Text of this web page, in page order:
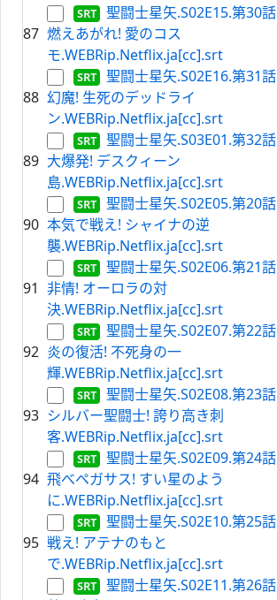
87
聖闘士星矢.S02E15.第30話
燃えあがれ! 愛のコス
モ.WEBRip.Netflix.ja[cc].srt
88
聖闘士星矢.S02E16.第31話
幻魔! 生死のデッドライ
ン.WEBRip.Netflix.ja[cc].srt
89
聖闘士星矢.S03E01.第32話
大爆発! デスクィーン
島.WEBRip.Netflix.ja[cc].srt
90
聖闘士星矢.S02E05.第20話
本気で戦え! シャイナの逆
襲.WEBRip.Netflix.ja[cc].srt
91
聖闘士星矢.S02E06.第21話
非情! オーロラの対
決.WEBRip.Netflix.ja[cc].srt
92
聖闘士星矢.S02E07.第22話
炎の復活! 不死身の一
輝.WEBRip.Netflix.ja[cc].srt
93
聖闘士星矢.S02E08.第23話
シルバー聖闘士! 誇り高き刺
客.WEBRip.Netflix.ja[cc].srt
94
聖闘士星矢.S02E09.第24話
飛べペガサス! すい星のよう
に.WEBRip.Netflix.ja[cc].srt
95
聖闘士星矢.S02E10.第25話
戦え! アテナのもと
で.WEBRip.Netflix.ja[cc].srt
聖闘士星矢.S02E11.第26話